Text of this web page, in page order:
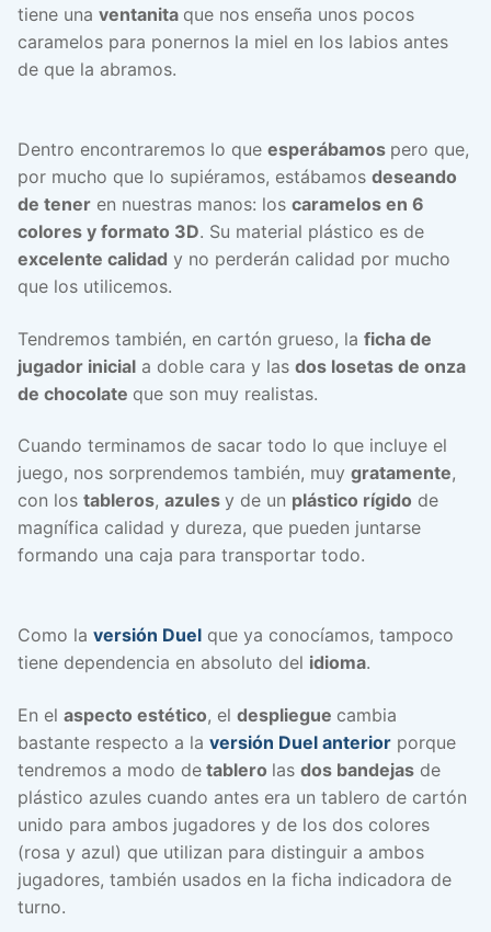
tiene una ventanita que nos enseña unos pocos
caramelos para ponernos la miel en los labios antes
de que la abramos.
Dentro encontraremos lo que esperábamos pero que,
por mucho que lo supiéramos, estábamos deseando
de tener en nuestras manos: los caramelos en 6
colores y formato 3D. Su material plástico es de
excelente calidad y no perderán calidad por mucho
que los utilicemos.
Tendremos también, en cartón grueso, la ficha de
jugador inicial a doble cara y las dos losetas de onza
de chocolate que son muy realistas.
Cuando terminamos de sacar todo lo que incluye el
juego, nos sorprendemos también, muy gratamente,
con los tableros, azules y de un plástico rígido de
magnífica calidad y dureza, que pueden juntarse
formando una caja para transportar todo.
Como la versión Duel que ya conocíamos, tampoco
tiene dependencia en absoluto del idioma.
En el aspecto estético, el despliegue cambia
bastante respecto a la versión Duel anterior porque
tendremos a modo de tablero las dos bandejas de
plástico azules cuando antes era un tablero de cartón
unido para ambos jugadores y de los dos colores
(rosa y azul) que utilizan para distinguir a ambos
jugadores, también usados en la ficha indicadora de
turno.